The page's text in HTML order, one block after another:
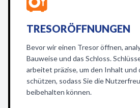
TRESORÖFFNUNGEN
Bevor wir einen Tresor öffnen,
Bauweise und das Schloss.
arbeitet präzise, um den Inhalt und
schützen, sodass Sie die
beibehalten können.